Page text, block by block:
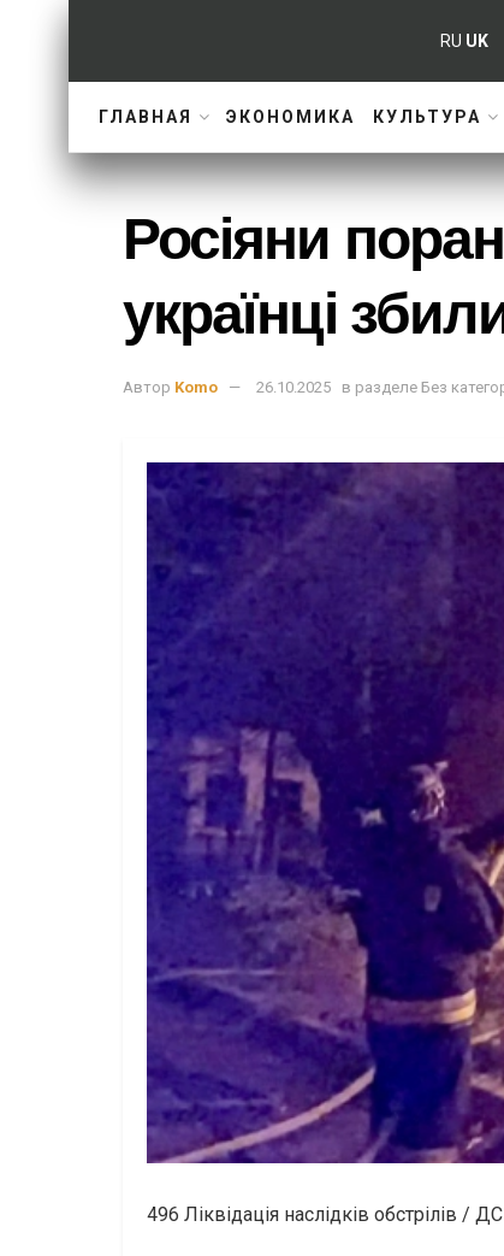
RU UK
ГЛАВНАЯ ЭКОНОМИКА КУЛЬТУРА
Росіяни
українці
Автор Komo 26.10.2025 в разделе Без
496 Ліквідація наслідків обстрілів /